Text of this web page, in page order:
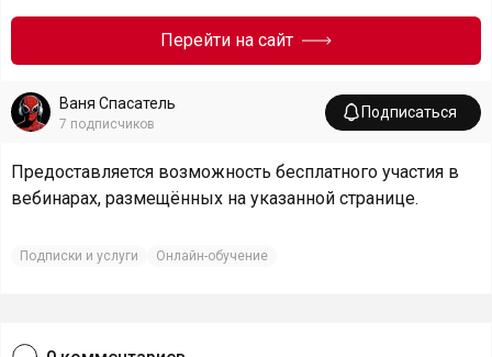
Перейти на сайт
Ваня Спасатель
7 подписчиков
Подписаться
Предоставляется возможность бесплатного участия в
вебинарах, размещённых на указанной странице.
Подписки и услуги Онлайн-обучение